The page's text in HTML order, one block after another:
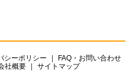
シーポリシー
FAQ・お問い合わせ
社概要 サイトマップ